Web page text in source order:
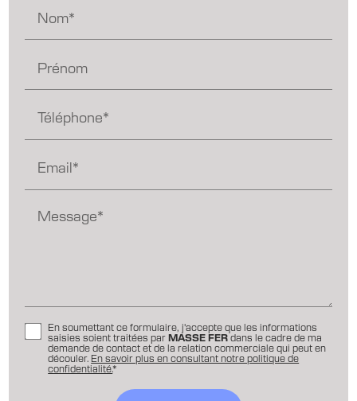
Nom*
Prénom
Téléphone*
Email*
Message*
En soumettant ce formulaire, j'accepte que les informations
saisies soient traitées par MASSE FER dans le cadre de ma
demande de contact et de la relation commerciale qui peut en
découler. En savoir plus en consultant notre politique de
confidentialité.*